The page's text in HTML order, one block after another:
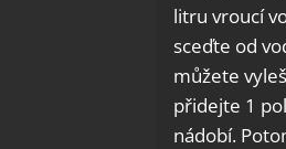
litru vroucí
sceďte od
můžete
přidejte 1
nádobí.